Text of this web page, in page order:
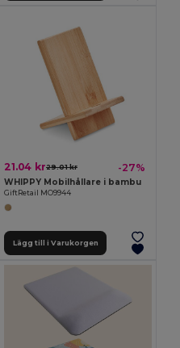
21.04 kr29.01 kr -27%
WHIPPY Mobilhållare i bambu
GiftRetail MO9944
Lägg till i Varukorgen